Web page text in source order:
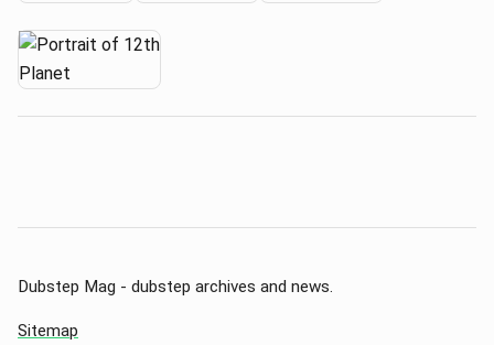
Dubstep Mag - dubstep archives and news.
Sitemap